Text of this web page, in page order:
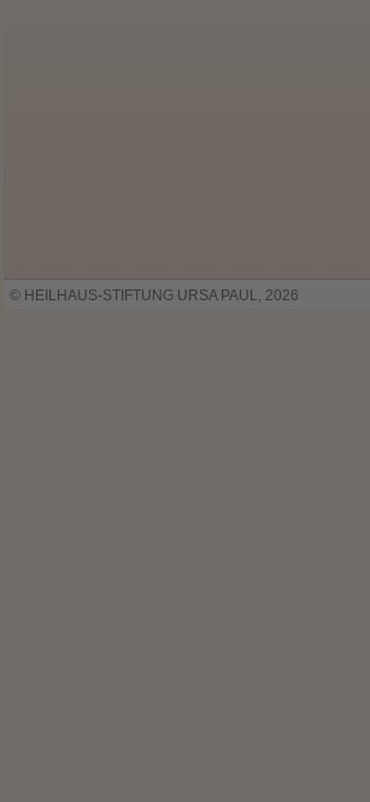
© HEILHAUS-STIFTUNG URSA PAUL, 2026